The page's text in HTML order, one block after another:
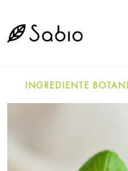
INGREDIENTE